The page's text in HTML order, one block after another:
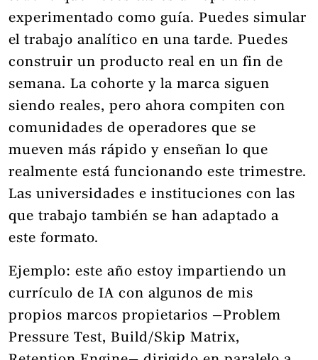
experimentado como guía. Puedes simular
el trabajo analítico en una tarde. Puedes
construir un producto real en un fin de
semana. La cohorte y la marca siguen
siendo reales, pero ahora compiten con
comunidades de operadores que se
mueven más rápido y enseñan lo que
realmente está funcionando este trimestre.
Las universidades e instituciones con las
que trabajo también se han adaptado a
este formato.
Ejemplo: este año estoy impartiendo un
currículo de IA con algunos de mis
propios marcos propietarios —Problem
Pressure Test, Build/Skip Matrix,